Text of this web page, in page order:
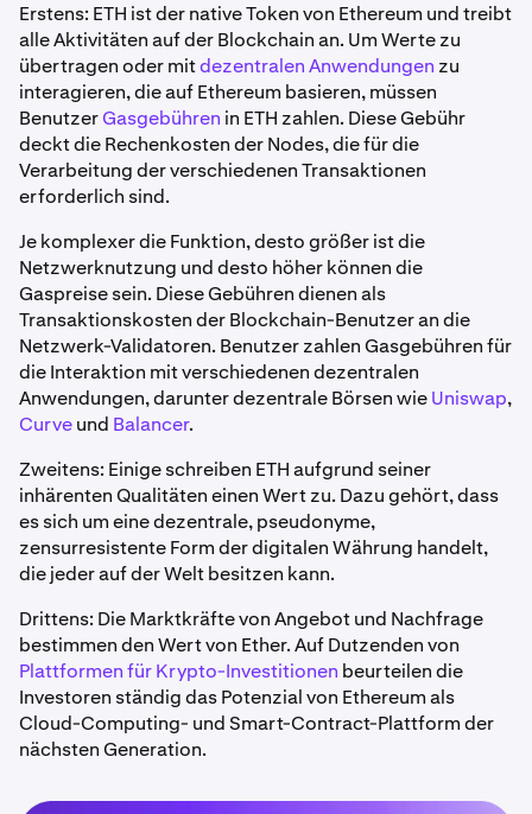
Erstens: ETH ist der native Token von Ethereum und treibt
alle Aktivitäten auf der Blockchain an. Um Werte zu
übertragen oder mitdezentralen Anwendungen zu
interagieren, die auf Ethereum basieren, müssen
BenutzerGasgebühren in ETH zahlen. Diese Gebühr
deckt die Rechenkosten der Nodes, die für die
Verarbeitung der verschiedenen Transaktionen
erforderlich sind.
Je komplexer die Funktion, desto größer ist die
Netzwerknutzung und desto höher können die
Gaspreise sein. Diese Gebühren dienen als
Transaktionskosten der Blockchain-Benutzer an die
Netzwerk-Validatoren. Benutzer zahlen Gasgebühren für
die Interaktion mit verschiedenen dezentralen
Anwendungen, darunter dezentrale Börsen wieUniswap,
Curveund Balancer.
Zweitens: Einige schreiben ETH aufgrund seiner
inhärenten Qualitäten einen Wert zu. Dazu gehört, dass
es sich um eine dezentrale, pseudonyme,
zensurresistente Form der digitalen Währung handelt,
die jeder auf der Welt besitzen kann.
Drittens: Die Marktkräfte von Angebot und Nachfrage
bestimmen den Wert von Ether. Auf Dutzenden von
Plattformen für Krypto-Investitionen beurteilen die
Investoren ständig das Potenzial von Ethereum als
Cloud-Computing- und Smart-Contract-Plattform der
nächsten Generation.